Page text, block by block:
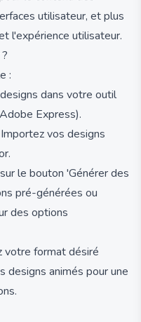
utilisateur, et plus
l'expérience utilisateur.
:
dans votre outil
Express).
vos designs
le bouton 'Générer des
pré-générées ou
des options
votre format désiré
designs animés pour une